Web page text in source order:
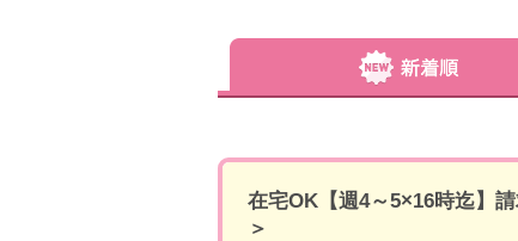
在宅OK【週4～5×16時迄】
＞